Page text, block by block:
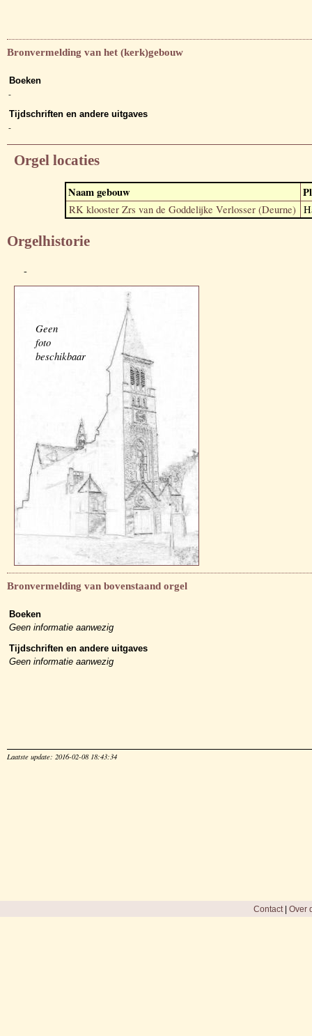
Bronvermelding van het (kerk)gebouw
Boeken
-
Tijdschriften en andere uitgaves
-
Orgel locaties
Naam gebouw
RK klooster Zrs van de Goddelijke Verlosser (Deurne)
Orgelhistorie
-
Geen
foto
beschikbaar
Bronvermelding van bovenstaand orgel
Boeken
Geen informatie aanwezig
Tijdschriften en andere uitgaves
Geen informatie aanwezig
Laatste update: 2016-02-08 18:43:34
Contact| Over